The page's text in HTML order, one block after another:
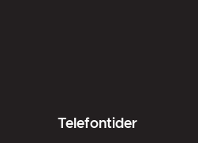
Telefontider